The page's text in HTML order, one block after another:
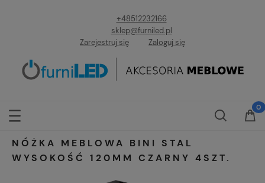
+48512232166
sklep@furniled.pl
Zarejestruj się
Zaloguj się
NÓŻKA MEBLOWA BINI STAL
WYSOKOŚĆ 120MM CZARNY 4SZT.